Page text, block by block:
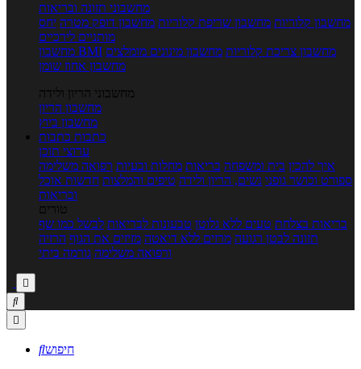
מחשבוני תזונה ובריאות
מחשבון קלוריות מחשבון שריפת קלוריות מחשבון דופק מטרה יחס
מותניים לירכיים
מחשבון BMI
מחשבון צריכת קלוריות מחשבון מינונים מומלצים
מחשבון אחוז שומן
מחשבוני הריון ולידה
מחשבון הריון
מחשבון ביוץ
כתבות כתבות
ערוצי תוכן
איך להכין בית ומשפחה בריאות מחלות ובעיות רפואה משלימה
ספורט וכושר גופני נשים, הריון ולידה טיפים והמלצות חדשות אוכל
ובריאות
טורים
בריאות בצלחת טעים ללא גלוטן טבעונות לבריאות לבשל כמו שף
תזונה לבטן רגועה מרזים ללא דיאטה מזיזים את הגוף הרזיה
ורפואה משלימה גורמה ביתי



חיפוש